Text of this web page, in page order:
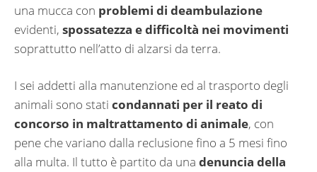
una mucca con problemi di deambulazione
evidenti, spossatezza e difficoltà nei movimenti
soprattutto nell’atto di alzarsi da terra.
I sei addetti alla manutenzione ed al trasporto degli
animali sono stati condannati per il reato di
concorso in maltrattamento di animale, con
pene che variano dalla reclusione fino a 5 mesi fino
alla multa. Il tutto è partito da una denuncia della